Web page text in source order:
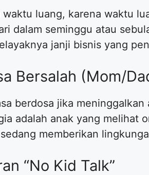
luang, karena waktu
dalam seminggu atau
janji bisnis yang
Bersalah (Mom/
berdosa jika
adalah anak yang melihat
memberikan
“No Kid Talk”